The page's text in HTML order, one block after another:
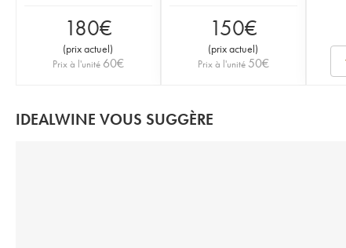
180€
(prix actuel)
Prix à l'unité 60€
150€
(prix actuel)
Prix à l'unité 50€
IDEALWINE VOUS SUGGÈRE